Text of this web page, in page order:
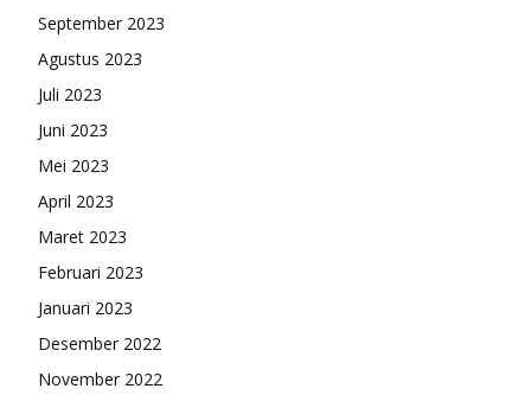
September 2023
Agustus 2023
Juli 2023
Juni 2023
Mei 2023
April 2023
Maret 2023
Februari 2023
Januari 2023
Desember 2022
November 2022